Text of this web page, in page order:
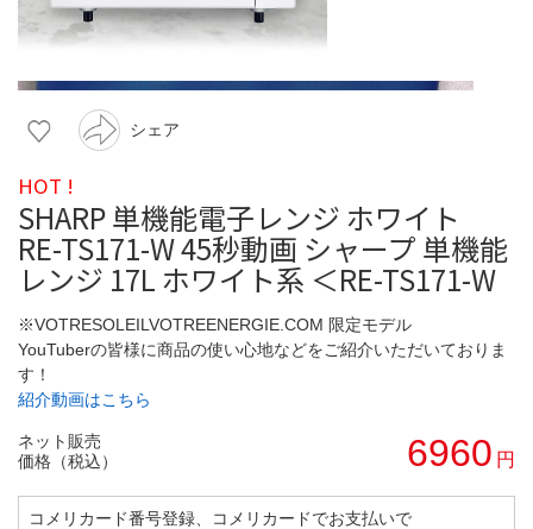
シェア
HOT !
SHARP 単機能電子レンジ ホワイト
RE-TS171-W 45秒動画 シャープ 単機能
レンジ 17L ホワイト系 ＜RE-TS171-W
※VOTRESOLEILVOTREENERGIE.COM 限定モデル
YouTuberの皆様に商品の使い心地などをご紹介いただいておりま
す！
紹介動画はこちら
ネット販売
価格（税込）
6960 円
コメリカード番号登録、コメリカードでお支払いで